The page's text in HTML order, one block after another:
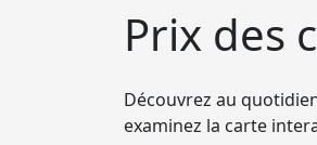
Prix des
Découvrez au
examinez la carte